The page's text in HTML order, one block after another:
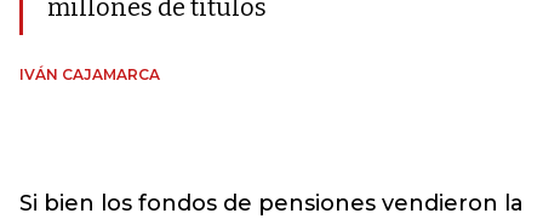
millones de títulos
IVÁN CAJAMARCA
Si bien los fondos de pensiones vendieron la